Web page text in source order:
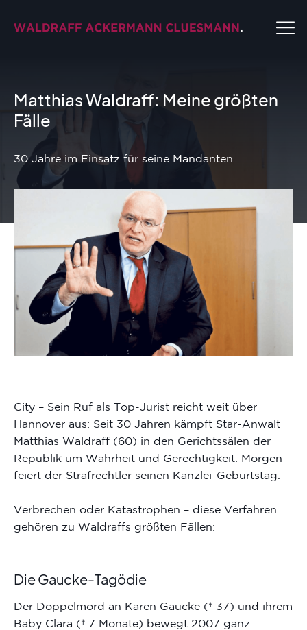
Matthias Waldraff: Meine größten
Fälle
30 Jahre im Einsatz für seine Mandanten.
City – Sein Ruf als Top-Jurist reicht weit über
Hannover aus: Seit 30 Jahren kämpft Star-Anwalt
Matthias Waldraff (60) in den Gerichtssälen der
Republik um Wahrheit und Gerechtigkeit. Morgen
feiert der Strafrechtler seinen Kanzlei-Geburtstag.
Verbrechen oder Katastrophen – diese Verfahren
gehören zu Waldraffs größten Fällen:
Die Gaucke-Tagödie
Der Doppelmord an Karen Gaucke († 37) und ihrem
Baby Clara († 7 Monate) bewegt 2007 ganz